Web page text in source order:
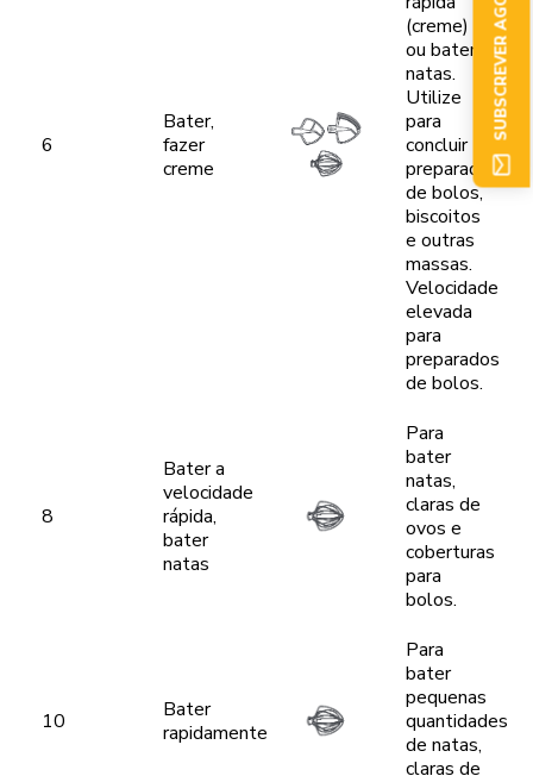
6
Bater,
fazer
creme
(creme)
ou bater
natas.
Utilize
para
concluir
preparados
de bolos,
biscoitos
e outras
massas.
Velocidade
elevada
para
preparados
de bolos.
8
Bater a
velocidade
rápida,
bater
natas
Para
bater
natas,
claras de
ovos e
coberturas
para
bolos.
10
Bater
rapidamente
Para
bater
pequenas
quantidades
de natas,
claras de
SUBSCREVER AGORA